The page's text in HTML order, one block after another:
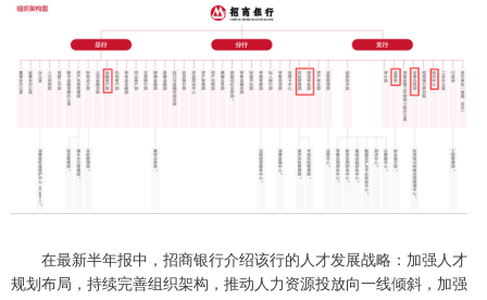
在最新半年报中，招商银行介绍该行的人才发展战略：加强人才
规划布局，持续完善组织架构，推动人力资源投放向一线倾斜，加强